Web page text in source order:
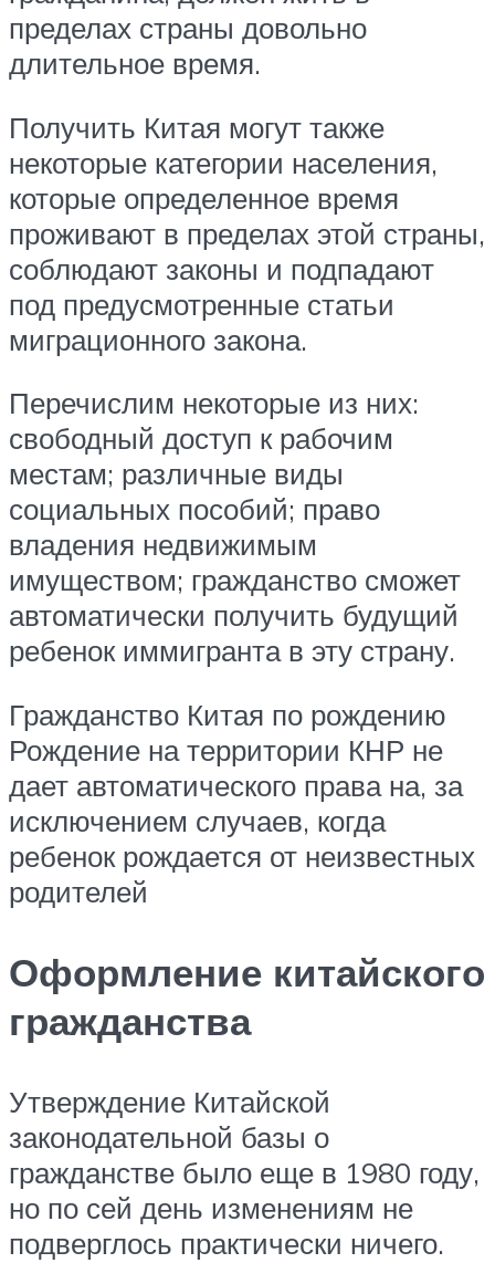
пределах страны довольно
длительное время.
Получить Китая могут также
некоторые категории населения,
которые определенное время
проживают в пределах этой страны,
соблюдают законы и подпадают
под предусмотренные статьи
миграционного закона.
Перечислим некоторые из них:
свободный доступ к рабочим
местам; различные виды
социальных пособий; право
владения недвижимым
имуществом; гражданство сможет
автоматически получить будущий
ребенок иммигранта в эту страну.
Гражданство Китая по рождению
Рождение на территории КНР не
дает автоматического права на, за
исключением случаев, когда
ребенок рождается от неизвестных
родителей
Оформление китайского
гражданства
Утверждение Китайской
законодательной базы о
гражданстве было еще в 1980 году,
но по сей день изменениям не
подверглось практически ничего.